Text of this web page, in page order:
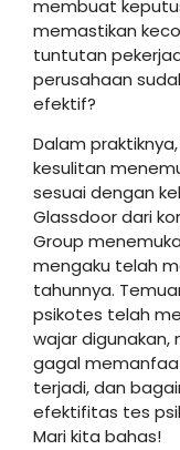
membuat
memastikan
tuntutan
perusahaan
efektif?
Dalam
kesulitan
sesuai dengan
Glassdoor dari
Group
mengaku telah
tahunnya.
psikotes telah
wajar digunakan,
gagal
terjadi, dan
efektifitas tes
Mari kita bahas!